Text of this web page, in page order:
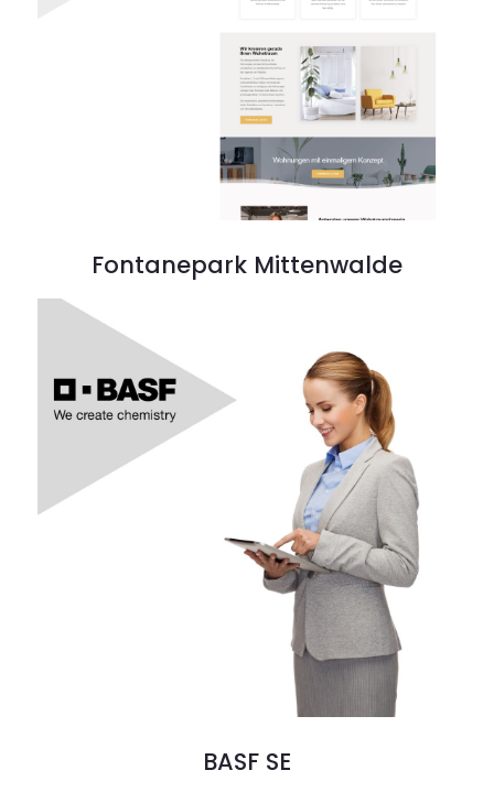
Fontanepark Mittenwalde
BASF SE